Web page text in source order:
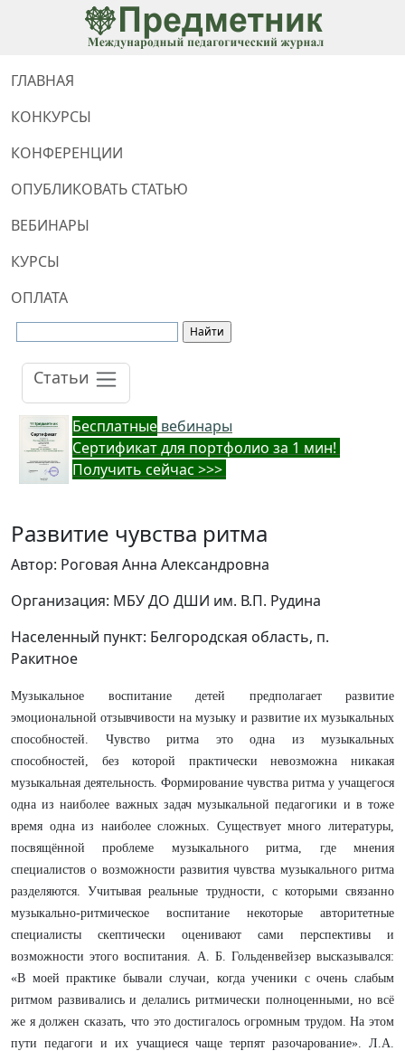
ГЛАВНАЯ
КОНКУРСЫ
КОНФЕРЕНЦИИ
ОПУБЛИКОВАТЬ СТАТЬЮ
ВЕБИНАРЫ
КУРСЫ
ОПЛАТА
Статьи
Бесплатные вебинары
Cертификат для портфолио за 1 мин!
Получить сейчас >>>
Развитие чувства ритма
Автор: Роговая Анна Александровна
Организация: МБУ ДО ДШИ им. В.П. Рудина
Населенный пункт: Белгородская область, п.
Ракитное
Музыкальное воспитание детей предполагает развитие
эмоциональной отзывчивости на музыку и развитие их музыкальных
способностей. Чувство ритма это одна из музыкальных
способностей, без которой практически невозможна никакая
музыкальная деятельность. Формирование чувства ритма у учащегося
одна из наиболее важных задач музыкальной педагогики и в тоже
время одна из наиболее сложных. Существует много литературы,
посвящённой проблеме музыкального ритма, где мнения
специалистов о возможности развития чувства музыкального ритма
разделяются. Учитывая реальные трудности, с которыми связанно
музыкально-ритмическое воспитание некоторые авторитетные
специалисты скептически оценивают сами перспективы и
возможности этого воспитания. А. Б. Гольденвейзер высказывался:
«В моей практике бывали случаи, когда ученики с очень слабым
ритмом развивались и делались ритмически полноценными, но всё
же я должен сказать, что это достигалось огромным трудом. На этом
пути педагоги и их учащиеся чаще терпят разочарование». Л.А.